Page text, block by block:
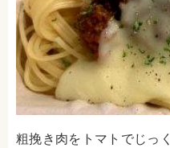
粗挽き肉をトマトでじっ